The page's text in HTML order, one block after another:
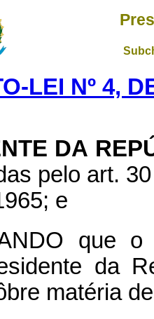
LEI Nº 4,
DA
pelo art.
e
que
da
matéria